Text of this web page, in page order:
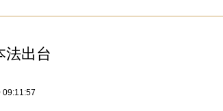
法出台
09:11:57